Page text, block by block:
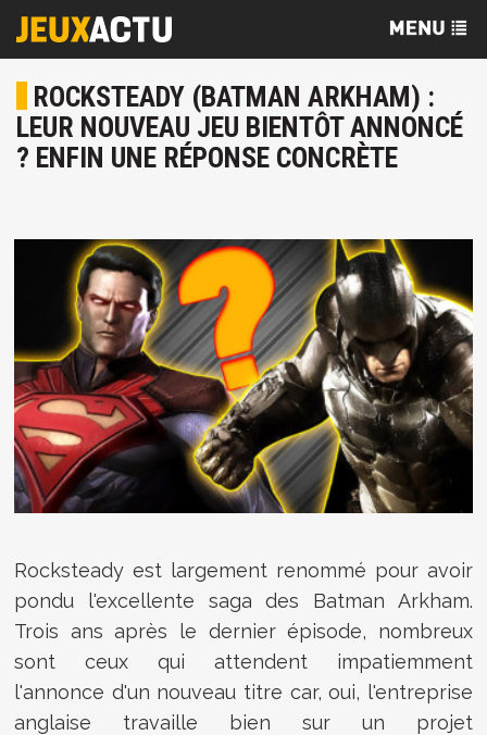
ROCKSTEADY (BATMAN ARKHAM) :
LEUR NOUVEAU JEU BIENTÔT ANNONCÉ
? ENFIN UNE RÉPONSE CONCRÈTE
Rocksteady est largement renommé pour avoir
pondu l'excellente saga des Batman Arkham.
Trois ans après le dernier épisode, nombreux
sont ceux qui attendent impatiemment
l'annonce d'un nouveau titre car, oui, l'entreprise
anglaise travaille bien sur un projet